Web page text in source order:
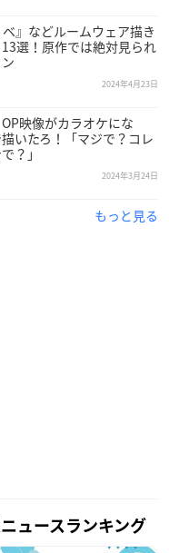
ベ』などルームウェア描き
選！原作では絶対見られ
2024年4月23日
OP映像がカラオケにな
いたろ！「マジで？コレ
？」
2024年3月24日
もっと見る
ュースランキング